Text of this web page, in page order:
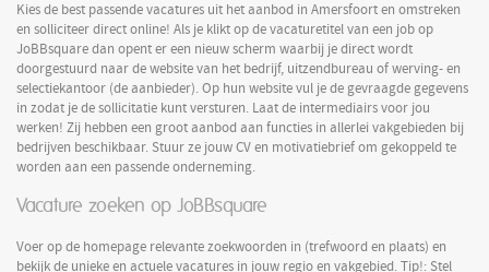
Kies de best passende vacatures uit het aanbod in Amersfoort en omstreken
en solliciteer direct online! Als je klikt op de vacaturetitel van een job op
JoBBsquare dan opent er een nieuw scherm waarbij je direct wordt
doorgestuurd naar de website van het bedrijf, uitzendbureau of werving- en
selectiekantoor (de aanbieder). Op hun website vul je de gevraagde gegevens
in zodat je de sollicitatie kunt versturen. Laat de intermediairs voor jou
werken! Zij hebben een groot aanbod aan functies in allerlei vakgebieden bij
bedrijven beschikbaar. Stuur ze jouw CV en motivatiebrief om gekoppeld te
worden aan een passende onderneming.
Vacature zoeken op JoBBsquare
Voer op de homepage relevante zoekwoorden in (trefwoord en plaats) en
bekijk de unieke en actuele vacatures in jouw regio en vakgebied. Tip!: Stel